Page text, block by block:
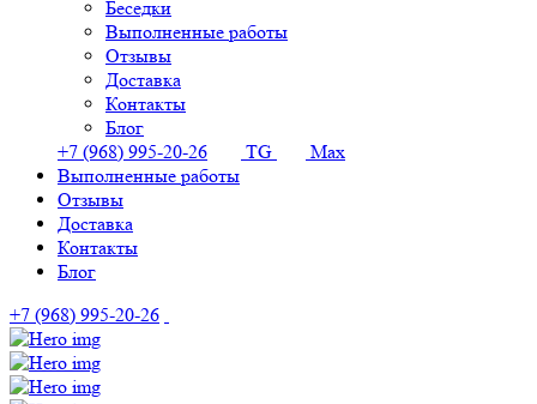
Беседки
Выполненные работы
Отзывы
Доставка
Контакты
Блог
+7 (968) 995-20-26
TG
Max
Выполненные работы
Отзывы
Доставка
Контакты
Блог
+7 (968) 995-20-26